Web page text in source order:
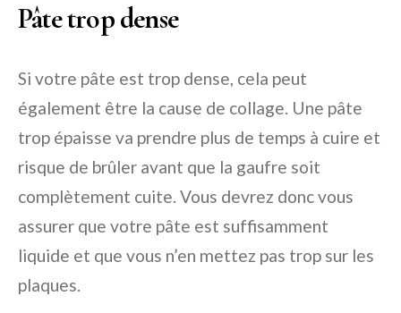
Pâte trop dense
Si votre pâte est trop dense, cela peut
également être la cause de collage. Une pâte
trop épaisse va prendre plus de temps à cuire et
risque de brûler avant que la gaufre soit
complètement cuite. Vous devrez donc vous
assurer que votre pâte est suffisamment
liquide et que vous n’en mettez pas trop sur les
plaques.